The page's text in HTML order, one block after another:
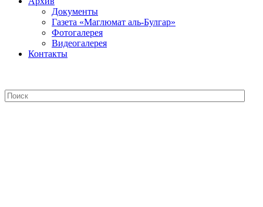
Документы
Газета «Маглюмат аль-Булгар»
Фотогалерея
Видеогалерея
Контакты